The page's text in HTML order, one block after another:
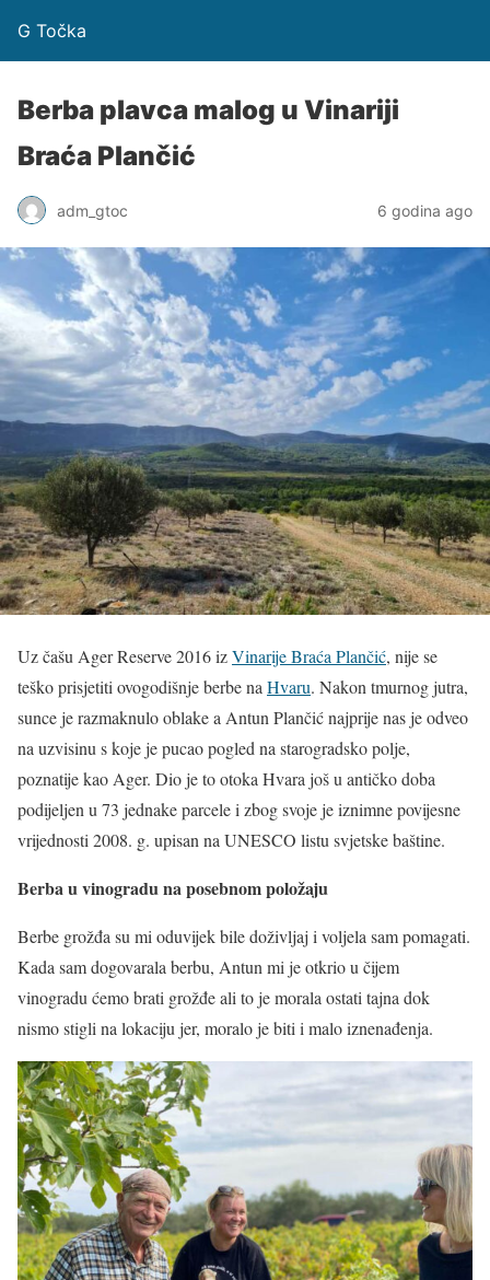
G Točka
Berba plavca malog u Vinariji
Braća Plančić
adm_gtoc 6 godina ago
Uz čašu Ager Reserve 2016 izVinarije Braća Plančić, nije se
teško prisjetiti ovogodišnje berbe na Hvaru. Nakon tmurnog jutra,
sunce je razmaknulo oblake a Antun Plančić najprije nas je odveo
na uzvisinu s koje je pucao pogled na starogradsko polje,
poznatije kao Ager. Dio je to otoka Hvara još u antičko doba
podijeljen u 73 jednake parcele i zbog svoje je iznimne povijesne
vrijednosti 2008. g. upisan na UNESCO listu svjetske baštine.
Berba u vinogradu na posebnom položaju
Berbe grožđa su mi oduvijek bile doživljaj i voljela sam pomagati.
Kada sam dogovarala berbu, Antun mi je otkrio u čijem
vinogradu ćemo brati grožđe ali to je morala ostati tajna dok
nismo stigli na lokaciju jer, moralo je biti i malo iznenađenja.